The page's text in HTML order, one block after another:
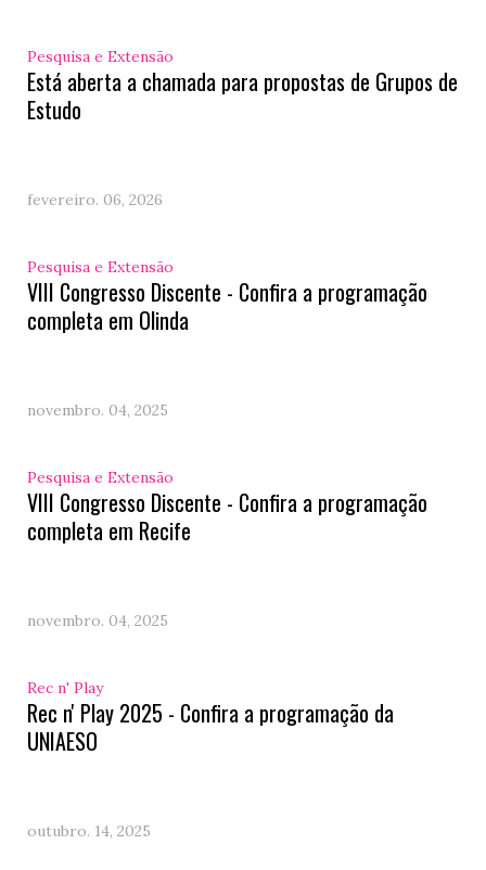
Pesquisa e Extensão
Está aberta a chamada para propostas de Grupos de
Estudo
fevereiro. 06, 2026
Pesquisa e Extensão
VIII Congresso Discente - Confira a programação
completa em Olinda
novembro. 04, 2025
Pesquisa e Extensão
VIII Congresso Discente - Confira a programação
completa em Recife
novembro. 04, 2025
Rec n' Play
Rec n' Play 2025 - Confira a programação da
UNIAESO
outubro. 14, 2025